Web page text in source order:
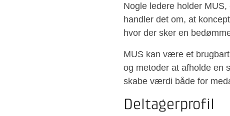
Nogle ledere holder
handler det om, at
hvor der sker en
MUS kan være et
og metoder at afholde en
skabe værdi både for
Deltagerprofil